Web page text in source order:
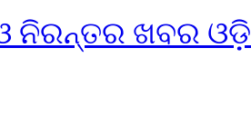
ଓ ନିରନ୍ତର ଖବର